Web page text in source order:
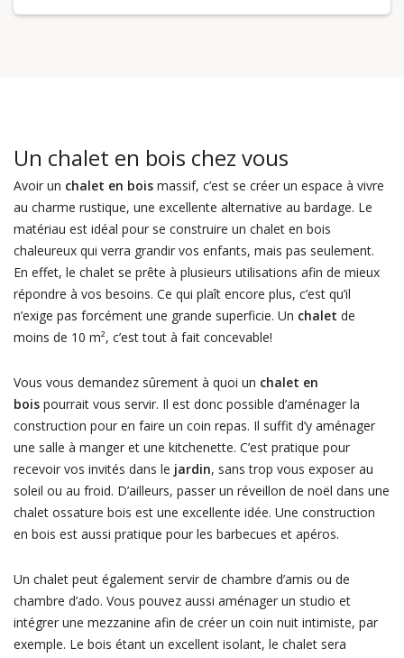
Un chalet en bois chez vous
Avoir un chalet en boismassif, c’est se créer un espace à vivre
au charme rustique, une excellente alternative au bardage. Le
matériau est idéal pour se construire un chalet en bois
chaleureux qui verra grandir vos enfants, mais pas seulement.
En effet, le chalet se prête à plusieurs utilisations afin de mieux
répondre à vos besoins. Ce qui plaît encore plus, c’est qu’il
n’exige pas forcément une grande superficie. Un chalet de
moins de 10 m², c’est tout à fait concevable!
Vous vous demandez sûrement à quoi un chalet en
boispourrait vous servir. Il est donc possible d’aménager la
construction pour en faire un coin repas. Il suffit d’y aménager
une salle à manger et une kitchenette. C’est pratique pour
recevoir vos invités dans le jardin, sans trop vous exposer au
soleil ou au froid. D’ailleurs, passer un réveillon de noël dans une
chalet ossature bois est une excellente idée. Une construction
en bois est aussi pratique pour les barbecues et apéros.
Un chalet peut également servir de chambre d’amis ou de
chambre d’ado. Vous pouvez aussi aménager un studio et
intégrer une mezzanine afin de créer un coin nuit intimiste, par
exemple. Le bois étant un excellent isolant, le chalet sera